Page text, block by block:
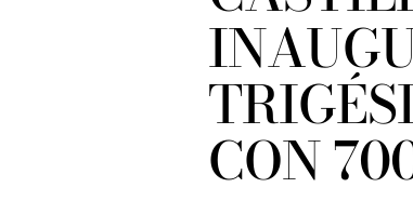
CON